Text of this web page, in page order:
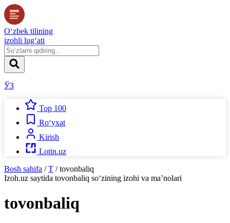
O‘zbek tilining
izohli lug‘ati
ЎЗ
Top 100
Ro‘yxat
Kirish
Lotin.uz
Bosh sahifa / T / tovonbaliq
Izoh.uz saytida tovonbaliq so‘zining izohi va ma’nolari
tovonbaliq